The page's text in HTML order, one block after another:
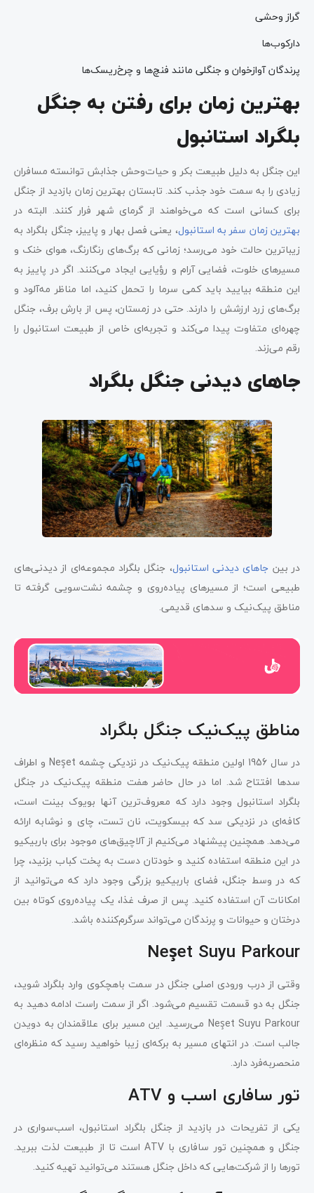
گراز وحشی
دارکوب‌ها
پرندگان آوازخوان و جنگلی مانند فنچ‌ها و چرخ‌ریسک‌ها
بهترین زمان برای رفتن به جنگل
بلگراد استانبول
این جنگل به دلیل طبیعت بکر و حیات‌وحش جذابش توانسته مسافران
زیادی را به سمت خود جذب کند. تابستان بهترین زمان بازدید از جنگل
برای کسانی است که می‌خواهند از گرمای شهر فرار کنند. البته در
بهترین زمان سفر به استانبول، یعنی فصل بهار و پاییز، جنگل بلگراد به
زیباترین حالت خود می‌رسد؛ زمانی که برگ‌های رنگارنگ، هوای خنک و
مسیرهای خلوت، فضایی آرام و رؤیایی ایجاد می‌کنند. اگر در پاییز به
این منطقه بیایید باید کمی سرما را تحمل کنید، اما مناظر مه‌آلود و
برگ‌های زرد ارزشش را دارند. حتی در زمستان، پس از بارش برف، جنگل
چهره‌ای متفاوت پیدا می‌کند و تجربه‌ای خاص از طبیعت استانبول را
رقم می‌زند.
جاهای دیدنی جنگل بلگراد
در بین جاهای دیدنی استانبول، جنگل بلگراد مجموعه‌ای از دیدنی‌های
طبیعی است؛ از مسیرهای پیاده‌روی و چشمه نشت‌سویی گرفته تا
مناطق پیک‌نیک و سدهای قدیمی.
مناطق پیک‌نیک جنگل بلگراد
در سال 1956 اولین منطقه پیک‌نیک در نزدیکی چشمه Neşet و اطراف
سدها افتتاح شد. اما در حال حاضر هفت منطقه پیک‌نیک در جنگل
بلگراد استانبول وجود دارد که معروف‌ترین آنها بویوک بینت است،
کافه‌ای در نزدیکی سد که بیسکویت، نان تست، چای و نوشابه ارائه
می‌دهد. همچنین پیشنهاد می‌کنیم از آلاچیق‌های موجود برای باربیکیو
در این منطقه استفاده کنید و خودتان دست به پخت کباب بزنید، چرا
که در وسط جنگل، فضای باربیکیو بزرگی وجود دارد که می‌توانید از
امکانات آن استفاده کنید. پس از صرف غذا، یک پیاده‌روی کوتاه بین
درختان و حیوانات و پرندگان می‌تواند سرگرم‌کننده باشد.
Neşet Suyu Parkour
وقتی از درب ورودی اصلی جنگل در سمت باهچکوی وارد بلگراد شوید،
جنگل به دو قسمت تقسیم می‌شود. اگر از سمت راست ادامه دهید به
Neşet Suyu Parkour می‌رسید. این مسیر برای علاقمندان به دویدن
جالب است. در انتهای مسیر به برکه‌ای زیبا خواهید رسید که منظره‌ای
منحصربه‌فرد دارد.
تور سافاری اسب و ATV
یکی از تفریحات در بازدید از جنگل بلگراد استانبول، اسب‌سواری در
جنگل و همچنین تور سافاری با ATV است تا از طبیعت لذت ببرید.
تورها را از شرکت‌هایی که داخل جنگل هستند می‌توانید تهیه کنید.